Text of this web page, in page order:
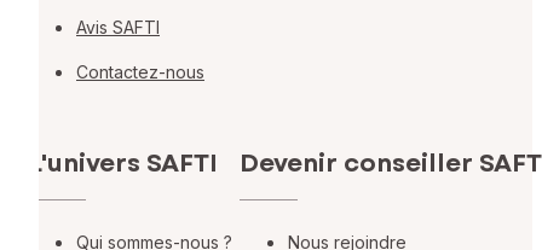
Avis SAFTI
Contactez-nous
L'univers SAFTI
Qui sommes-nous ?
Devenir conseiller
Nous rejoindre